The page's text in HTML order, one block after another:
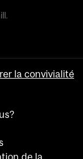
la convivialité
de la